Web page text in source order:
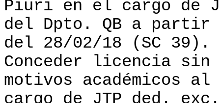
Piuri en el cargo de
del Dpto. QB a partir
del 28/02/18 (SC
Conceder licencia sin
motivos académicos
cargo de JTP ded.